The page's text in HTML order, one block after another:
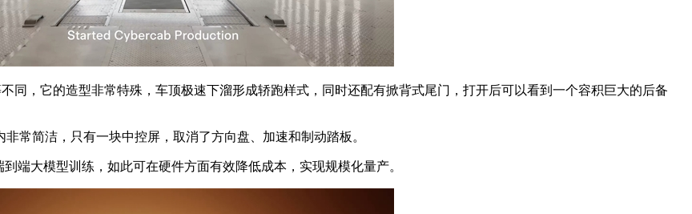
，它的造型非常特殊，车顶极速下溜形成轿跑样式，同时还配有掀背式尾门，打开后可以看到一个容积巨大的后备
简洁，只有一块中控屏，取消了方向盘、加速和制动踏板。
大模型训练，如此可在硬件方面有效降低成本，实现规模化量产。